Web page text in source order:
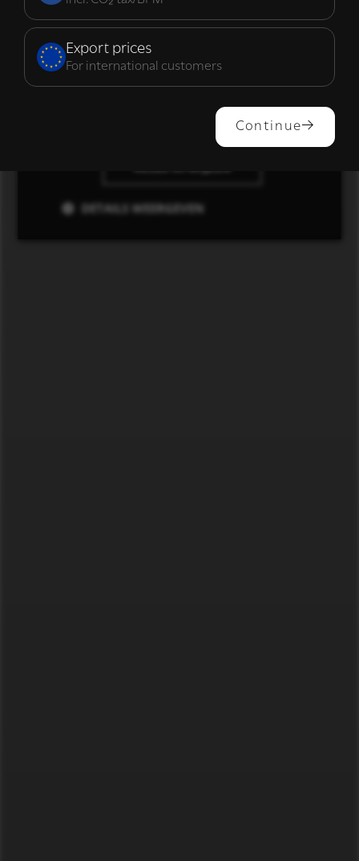
Export prices
For international customers
Continue
ALLES ACCEPTEREN
DETAILS WEERGEVEN